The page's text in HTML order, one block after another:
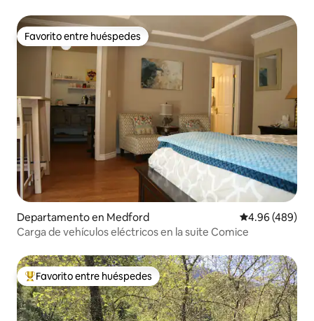
Favorito entre huéspedes
Favorito entre huéspedes
Departamento en Medford Calificación
4.96 (489)
Carga de vehículos eléctricos en la suite Comice
De los mejores en Favorito entre huéspedes
Favorito entre huéspedes